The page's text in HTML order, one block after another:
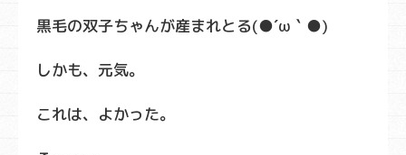
黒毛の双子ちゃんが産まれとる(●´ω｀●)
しかも、元気。
これは、よかった。